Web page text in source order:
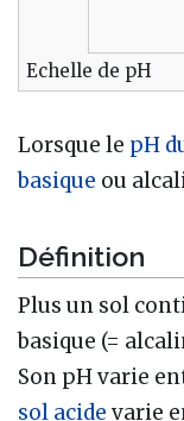
Echelle de pH
Lorsque le pH
basique ou
Définition
Plus un sol
basique (=
Son pH varie
sol acide varie